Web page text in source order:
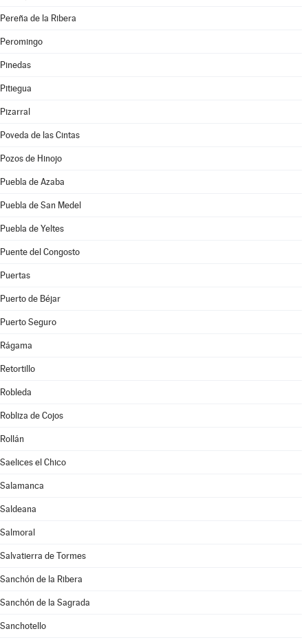
Pereña de la Ribera
Peromingo
Pinedas
Pitiegua
Pizarral
Poveda de las Cintas
Pozos de Hinojo
Puebla de Azaba
Puebla de San Medel
Puebla de Yeltes
Puente del Congosto
Puertas
Puerto de Béjar
Puerto Seguro
Rágama
Retortillo
Robleda
Robliza de Cojos
Rollán
Saelices el Chico
Salamanca
Saldeana
Salmoral
Salvatierra de Tormes
Sanchón de la Ribera
Sanchón de la Sagrada
Sanchotello